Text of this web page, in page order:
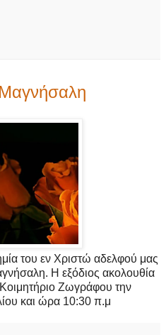
του εν Χριστώ αδελφού μας
Η εξόδιος ακολουθία
Ζωγράφου την
και ώρα 10:30 π.μ